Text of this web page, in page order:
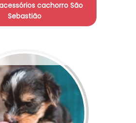
cachorro São
Sebastião